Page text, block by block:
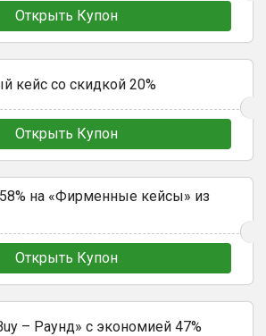
Открыть Купон
кейс со скидкой 20%
Открыть Купон
на «Фирменные кейсы» из
Открыть Купон
– Раунд» с экономией 47%